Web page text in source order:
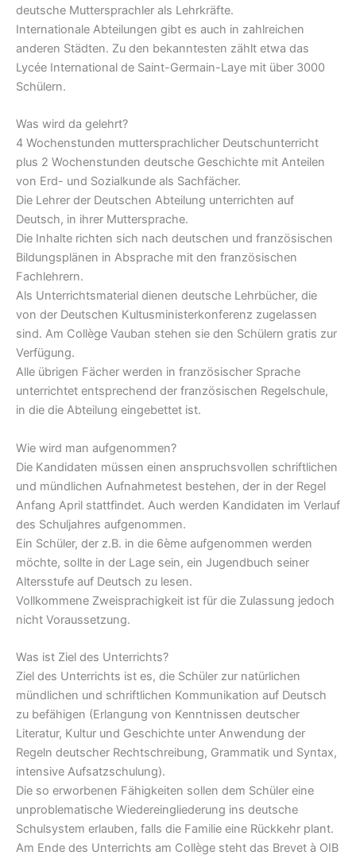
deutsche Muttersprachler als Lehrkräfte.
Internationale Abteilungen gibt es auch in zahlreichen
anderen Städten. Zu den bekanntesten zählt etwa das
Lycée International de Saint-Germain-Laye mit über 3000
Schülern.
Was wird da gelehrt?
4 Wochenstunden muttersprachlicher Deutschunterricht
plus 2 Wochenstunden deutsche Geschichte mit Anteilen
von Erd- und Sozialkunde als Sachfächer.
Die Lehrer der Deutschen Abteilung unterrichten auf
Deutsch, in ihrer Muttersprache.
Die Inhalte richten sich nach deutschen und französischen
Bildungsplänen in Absprache mit den französischen
Fachlehrern.
Als Unterrichtsmaterial dienen deutsche Lehrbücher, die
von der Deutschen Kultusministerkonferenz zugelassen
sind. Am Collège Vauban stehen sie den Schülern gratis zur
Verfügung.
Alle übrigen Fächer werden in französischer Sprache
unterrichtet entsprechend der französischen Regelschule,
in die die Abteilung eingebettet ist.
Wie wird man aufgenommen?
Die Kandidaten müssen einen anspruchsvollen schriftlichen
und mündlichen Aufnahmetest bestehen, der in der Regel
Anfang April stattfindet. Auch werden Kandidaten im Verlauf
des Schuljahres aufgenommen.
Ein Schüler, der z.B. in die 6ème aufgenommen werden
möchte, sollte in der Lage sein, ein Jugendbuch seiner
Altersstufe auf Deutsch zu lesen.
Vollkommene Zweisprachigkeit ist für die Zulassung jedoch
nicht Voraussetzung.
Was ist Ziel des Unterrichts?
Ziel des Unterrichts ist es, die Schüler zur natürlichen
mündlichen und schriftlichen Kommunikation auf Deutsch
zu befähigen (Erlangung von Kenntnissen deutscher
Literatur, Kultur und Geschichte unter Anwendung der
Regeln deutscher Rechtschreibung, Grammatik und Syntax,
intensive Aufsatzschulung).
Die so erworbenen Fähigkeiten sollen dem Schüler eine
unproblematische Wiedereingliederung ins deutsche
Schulsystem erlauben, falls die Familie eine Rückkehr plant.
Am Ende des Unterrichts am Collège steht das Brevet à OIB